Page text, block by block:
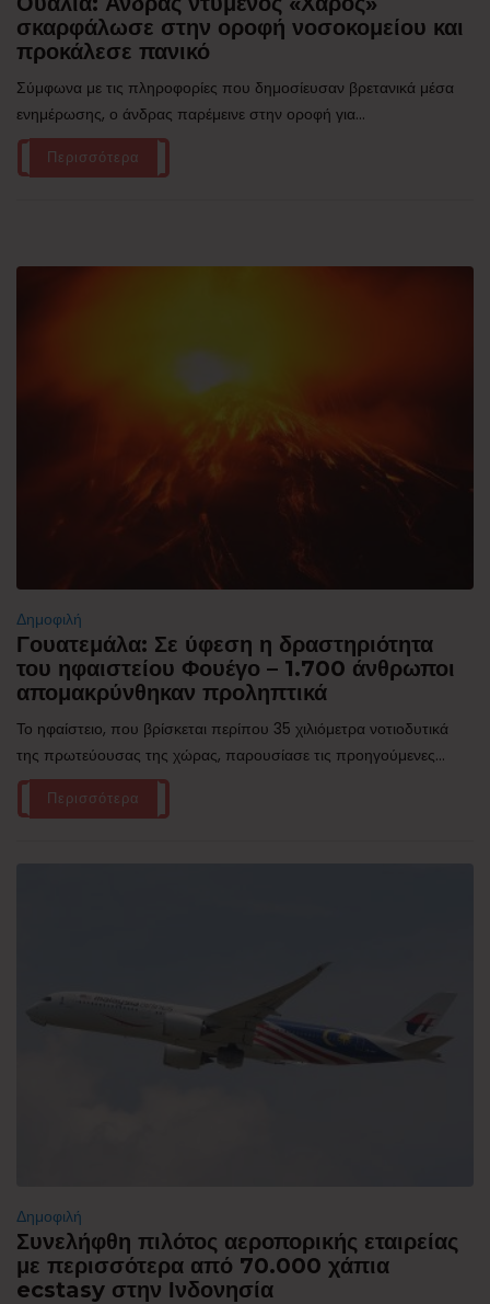
σκαρφάλωσε στην οροφή νοσοκομείου και
προκάλεσε πανικό
Σύμφωνα με τις πληροφορίες που δημοσίευσαν βρετανικά μέσα
ενημέρωσης, ο άνδρας παρέμεινε στην οροφή για...
Περισσότερα
Δημοφιλή
Γουατεμάλα: Σε ύφεση η δραστηριότητα
του ηφαιστείου Φουέγο – 1.700 άνθρωποι
απομακρύνθηκαν προληπτικά
Το ηφαίστειο, που βρίσκεται περίπου 35 χιλιόμετρα νοτιοδυτικά
της πρωτεύουσας της χώρας, παρουσίασε τις προηγούμενες...
Περισσότερα
Δημοφιλή
Συνελήφθη πιλότος αεροπορικής εταιρείας
με περισσότερα από 70.000 χάπια
ecstasy στην Ινδονησία